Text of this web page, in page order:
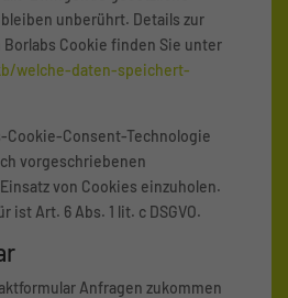
unberührt. Details zur
Cookie finden Sie unter
welche-daten-speichert-
Cookie-Consent-Technologie
vorgeschriebenen
von Cookies einzuholen.
Art. 6 Abs. 1 lit. c DSGVO.
Anfragen zukommen